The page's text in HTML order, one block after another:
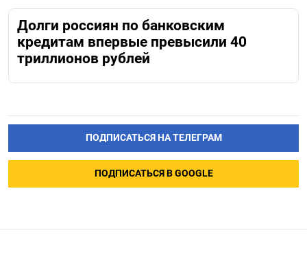
Долги россиян по банковским
кредитам впервые превысили 40
триллионов рублей
ПОДПИСАТЬСЯ НА ТЕЛЕГРАМ
ПОДПИСАТЬСЯ В GOOGLE